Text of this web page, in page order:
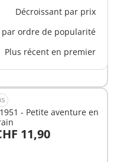
Décroissant par prix
par ordre de popularité
Plus récent en premier
71950 - L'heure du bain
des animaux
CHF 24,90
Au panier
- Petite aventure en
11,90
Au panier